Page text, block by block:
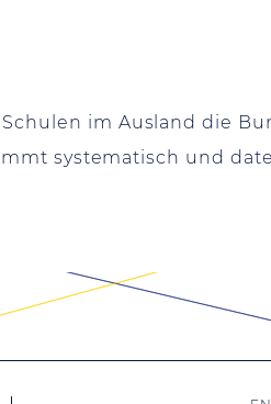
im Ausland die
systematisch und